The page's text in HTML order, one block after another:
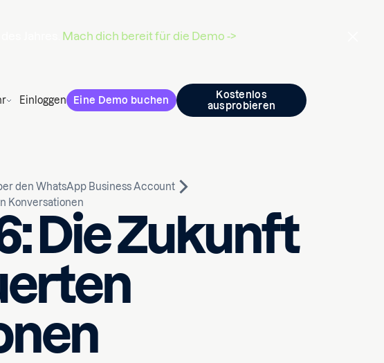
Mach dich bereit für die Demo ->
Einloggen Eine Demo buchen
Kostenlos
ausprobieren
den WhatsApp Business Account
Konversationen
Die Zukunft